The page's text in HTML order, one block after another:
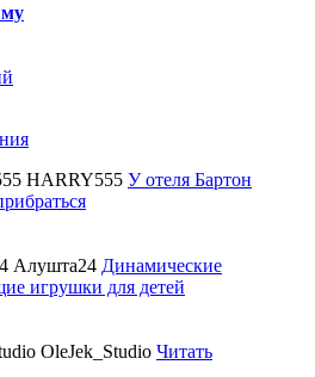
HARRY555 У отеля Бартон
Алушта24 Динамические
игрушки для детей
OleJek_Studio Читать